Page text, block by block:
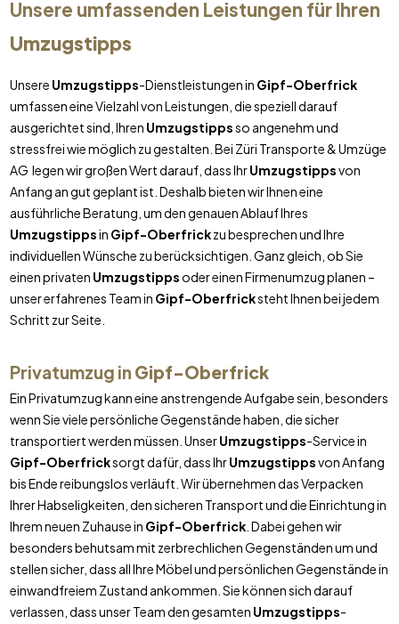
Unsere umfassenden Leistungen für Ihren
Umzugstipps
Unsere Umzugstipps-Dienstleistungen in Gipf-Oberfrick
umfassen eine Vielzahl von Leistungen, die speziell darauf
ausgerichtet sind, Ihren Umzugstippsso angenehm und
stressfrei wie möglich zu gestalten. Bei Züri Transporte & Umzüge
AG legen wir großen Wert darauf, dass IhrUmzugstippsvon
Anfang an gut geplant ist. Deshalb bieten wir Ihnen eine
ausführliche Beratung, um den genauen Ablauf Ihres
Umzugstippsin Gipf-Oberfrickzu besprechen und Ihre
individuellen Wünsche zu berücksichtigen. Ganz gleich, ob Sie
einen privaten Umzugstippsoder einen Firmenumzug planen –
unser erfahrenes Team in Gipf-Oberfricksteht Ihnen bei jedem
Schritt zur Seite.
Privatumzug in Gipf-Oberfrick
Ein Privatumzug kann eine anstrengende Aufgabe sein, besonders
wenn Sie viele persönliche Gegenstände haben, die sicher
transportiert werden müssen. UnserUmzugstipps-Service in
Gipf-Oberfricksorgt dafür, dass IhrUmzugstippsvon Anfang
bis Ende reibungslos verläuft. Wir übernehmen das Verpacken
Ihrer Habseligkeiten, den sicheren Transport und die Einrichtung in
Ihrem neuen Zuhause in Gipf-Oberfrick. Dabei gehen wir
besonders behutsam mit zerbrechlichen Gegenständen um und
stellen sicher, dass all Ihre Möbel und persönlichen Gegenstände in
einwandfreiem Zustand ankommen. Sie können sich darauf
verlassen, dass unser Team den gesamten Umzugstipps-